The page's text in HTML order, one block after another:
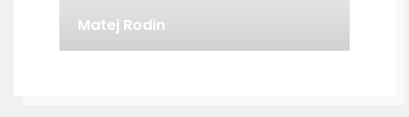
Matej Rodin